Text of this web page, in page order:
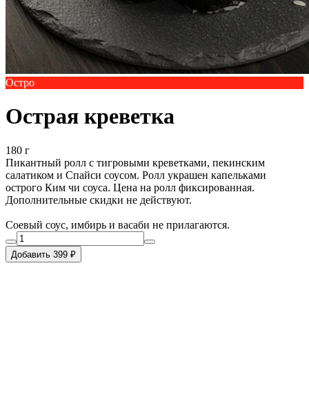
Остро
Острая креветка
180 г
Пикантный ролл с тигровыми креветками, пекинским
салатиком и Спайси соусом. Ролл украшен капельками
острого Ким чи соуса. Цена на ролл фиксированная.
Дополнительные скидки не действуют.
Соевый соус, имбирь и васаби не прилагаются.
Добавить 399 ₽